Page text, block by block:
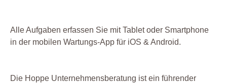
Alle Aufgaben erfassen Sie mit Tablet oder Smartphone
in der mobilen Wartungs-App für iOS & Android.
Die Hoppe Unternehmensberatung ist ein führender